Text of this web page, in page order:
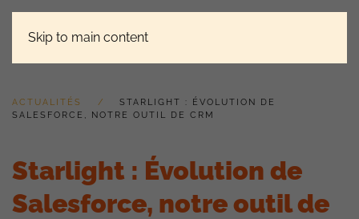
Skip to main content
ACTUALITÉS
STARLIGHT : ÉVOLUTION DE
SALESFORCE, NOTRE OUTIL DE CRM
Starlight : Évolution de
Salesforce, notre outil de